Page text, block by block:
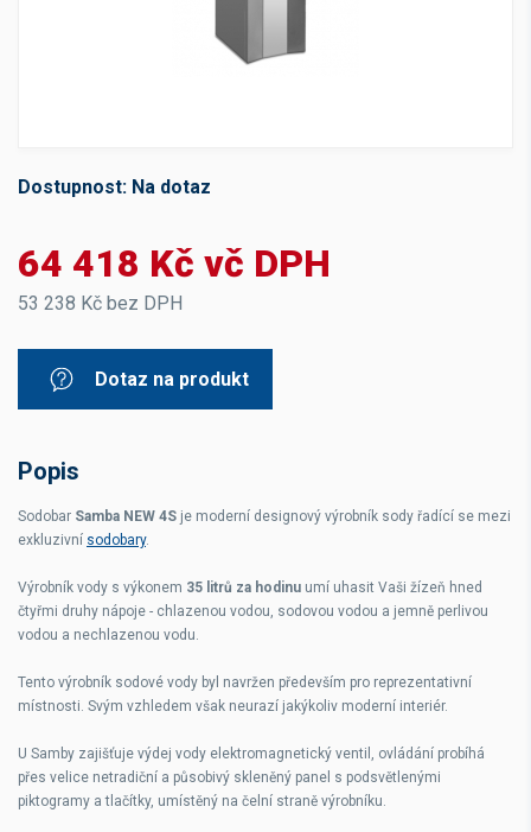
Dostupnost: Na dotaz
64 418 Kč vč DPH
53 238 Kč bez DPH
Dotaz na produkt
Popis
Sodobar Samba NEW 4S je moderní designový výrobník sody řadící se mezi
exkluzivní sodobary.
Výrobník vody s výkonem 35 litrů za hodinu umí uhasit Vaši žízeň hned
čtyřmi druhy nápoje - chlazenou vodou, sodovou vodou a jemně perlivou
vodou a nechlazenou vodu.
Tento výrobník sodové vody byl navržen především pro reprezentativní
místnosti. Svým vzhledem však neurazí jakýkoliv moderní interiér.
U Samby zajišťuje výdej vody elektromagnetický ventil, ovládání probíhá
přes velice netradiční a působivý skleněný panel s podsvětlenými
piktogramy a tlačítky, umístěný na čelní straně výrobníku.